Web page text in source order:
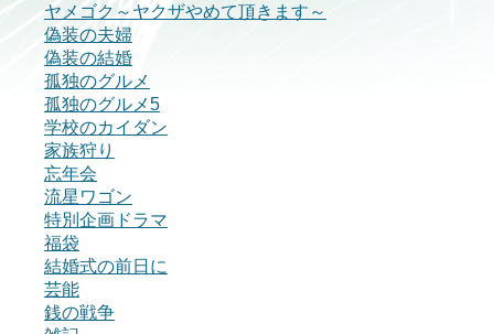
ヤメゴク～ヤクザやめて頂きます～
偽装の夫婦
偽装の結婚
孤独のグルメ
孤独のグルメ5
学校のカイダン
家族狩り
忘年会
流星ワゴン
特別企画ドラマ
福袋
結婚式の前日に
芸能
銭の戦争